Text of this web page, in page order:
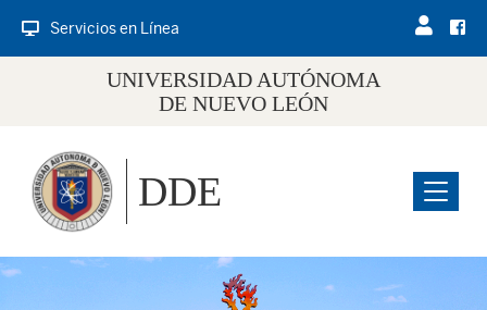
Servicios en Línea
UNIVERSIDAD AUTÓNOMA
DE NUEVO LEÓN
Menu
DDE